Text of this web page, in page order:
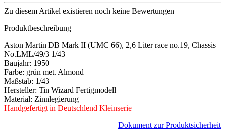
Zu diesem Artikel existieren noch keine Bewertungen
Produktbeschreibung
Aston Martin DB Mark II (UMC 66), 2,6 Liter race no.19, Chassis
No.LML/49/3 1/43
Baujahr: 1950
Farbe: grün met. Almond
Maßstab: 1/43
Hersteller: Tin Wizard Fertigmodell
Material: Zinnlegierung
Handgefertigt in Deutschlend Kleinserie
Dokument zur Produktsicherheit